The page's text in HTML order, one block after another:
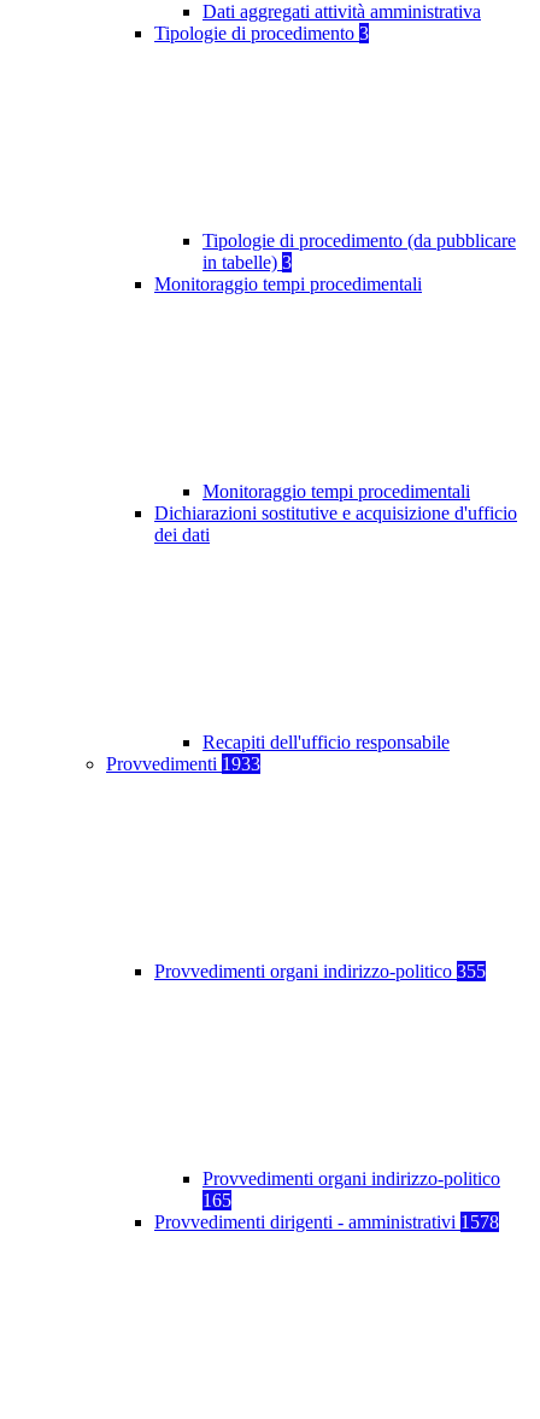
Dati aggregati attività amministrativa
Tipologie di procedimento 3
Tipologie di procedimento (da pubblicare
in tabelle) 3
Monitoraggio tempi procedimentali
Monitoraggio tempi procedimentali
Dichiarazioni sostitutive e acquisizione d'ufficio
dei dati
Recapiti dell'ufficio responsabile
Provvedimenti 1933
Provvedimenti organi indirizzo-politico 355
Provvedimenti organi indirizzo-politico
165
Provvedimenti dirigenti - amministrativi 1578